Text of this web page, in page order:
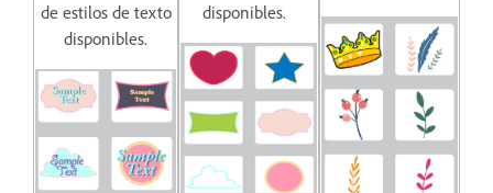
de estilos de texto
disponibles.
disponibles.